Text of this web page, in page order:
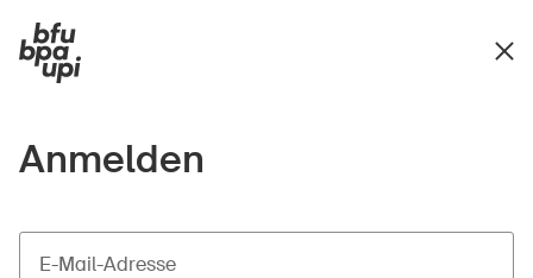
Anmelden
E-Mail-Adresse